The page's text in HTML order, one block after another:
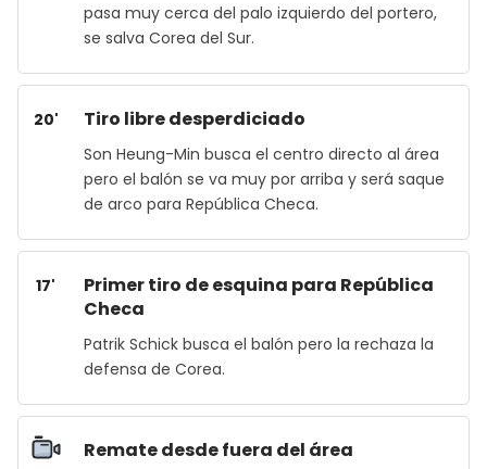
pasa muy cerca del palo izquierdo del portero,
se salva Corea del Sur.
20' Tiro libre desperdiciado
Son Heung-Min busca el centro directo al área
pero el balón se va muy por arriba y será saque
de arco para República Checa.
17'
Primer tiro de esquina para República
Checa
Patrik Schick busca el balón pero la rechaza la
defensa de Corea.
Remate desde fuera del área